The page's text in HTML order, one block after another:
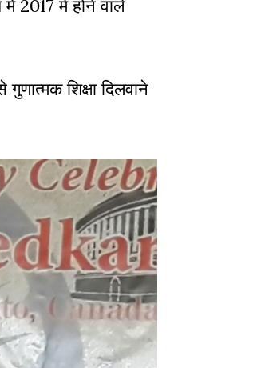
2017 में होने वाले
शिक्षा दिलवाने